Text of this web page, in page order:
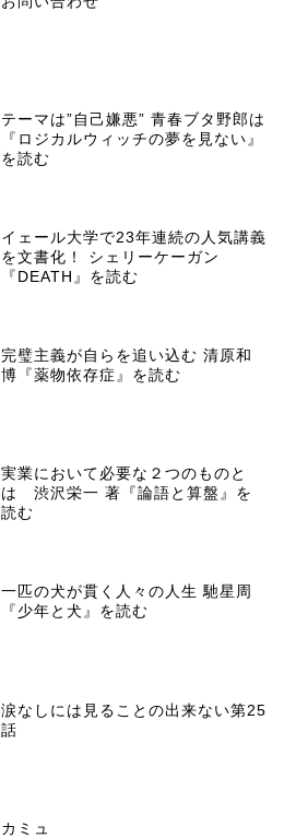
テーマは”自己嫌悪” 青春ブタ野郎は
『ロジカルウィッチの夢を見ない』
を読む
イェール大学で23年連続の人気講義
を文書化！ シェリーケーガン
『DEATH』を読む
完璧主義が自らを追い込む 清原和
博『薬物依存症』を読む
実業において必要な２つのものと
は 渋沢栄一 著『論語と算盤』を
読む
一匹の犬が貫く人々の人生 馳星周
『少年と犬』を読む
涙なしには見ることの出来ない第25
話
カミュ